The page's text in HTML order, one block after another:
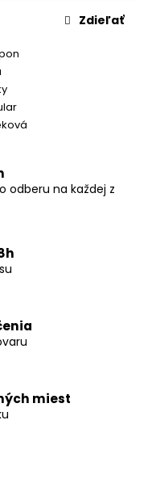
Zdieľať
odberu na každej z
miest